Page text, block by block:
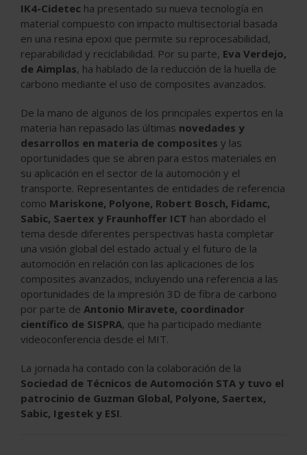
IK4-Cidetec ha presentado su nueva tecnología en
material compuesto con impacto multisectorial basada
en una resina epoxi que permite su reprocesabilidad,
reparabilidad y reciclabilidad. Por su parte, Eva Verdejo,
de Aimplas, ha hablado de la reducción de la huella de
carbono mediante el uso de composites avanzados.
De la mano de algunos de los principales expertos en la
materia han repasado las últimas novedades y
desarrollos en materia de composites y las
oportunidades que se abren para estos materiales en
su aplicación en el sector de la automoción y el
transporte. Representantes de entidades de referencia
como Mariskone, Polyone, Robert Bosch, Fidamc,
Sabic, Saertex y Fraunhoffer ICT han abordado el
tema desde diferentes perspectivas hasta completar
una visión global del estado actual y el futuro de la
automoción en relación con las aplicaciones de los
composites avanzados, incluyendo una referencia a las
oportunidades de la impresión 3D de fibra de carbono
por parte de Antonio Miravete, coordinador
científico de SISPRA, que ha participado mediante
videoconferencia desde el MIT.
La jornada ha contado con la colaboración de la
Sociedad de Técnicos de Automoción STA y tuvo el
patrocinio de Guzman Global, Polyone, Saertex,
Sabic, Igestek y ESI.